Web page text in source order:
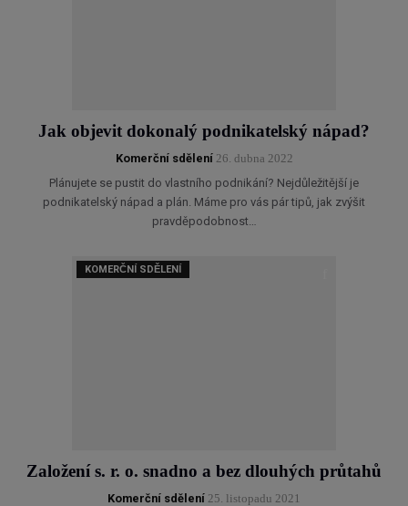
Jak objevit dokonalý podnikatelský nápad?
Komerční sdělení26. dubna 2022
Plánujete se pustit do vlastního podnikání? Nejdůležitější je
podnikatelský nápad a plán. Máme pro vás pár tipů, jak zvýšit
pravděpodobnost…
KOMERČNÍ SDĚLENÍ
Založení s. r. o. snadno a bez dlouhých průtahů
Komerční sdělení 25. listopadu 2021